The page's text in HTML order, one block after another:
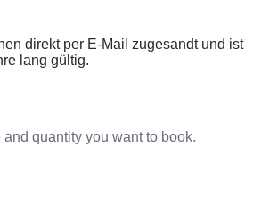
direkt per E-Mail zugesandt und ist
lang gültig.
quantity you want to book.